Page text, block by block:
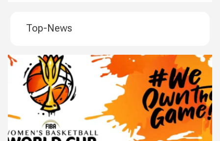
Top-News